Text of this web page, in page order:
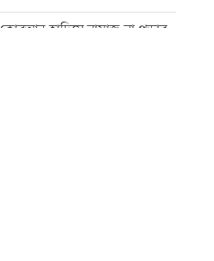
কোরআন-হাদিসে নামাজ না পড়ার